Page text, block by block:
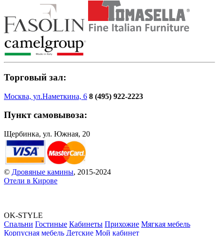
Торговый зал:
Москва, ул.Наметкина, 6 8 (495) 922-2223
Пункт самовывоза:
Щербинка, ул. Южная, 20
© Дровяные камины, 2015-2024
Отели в Кирове
OK-STYLE
Спальни Гостиные Кабинеты Прихожие Мягкая мебель
Корпусная мебель Детские Мой кабинет